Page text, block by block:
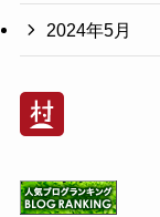
2024年5月